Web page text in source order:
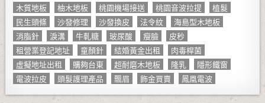
木質地板
柚木地板 桃園機場接送 桃園音波拉提
植髮
民生頭條
沙發修理 沙發換皮 法令紋
海島型木地板
消脂針
淚溝 牛軋糖 玻尿酸 瘦臉
皮秒
租營業登記地址
童顏針 結婚黃金出租
肉毒桿菌
虛擬地址出租
購夠台東 超耐磨木地板 隆乳
隱形鐵窗
電波拉皮
頭髮護理產品 飄眉 飾金買賣 鳳凰電波